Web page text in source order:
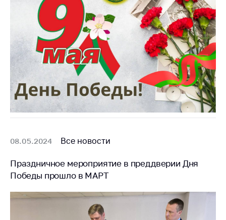
08.05.2024 Все новости
Праздничное мероприятие в преддверии Дня
Победы прошло в МАРТ